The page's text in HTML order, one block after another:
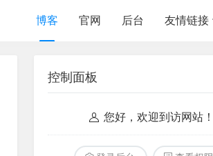
博客 官网 后台 友情链接
控制面板
您好，欢迎到访网站！